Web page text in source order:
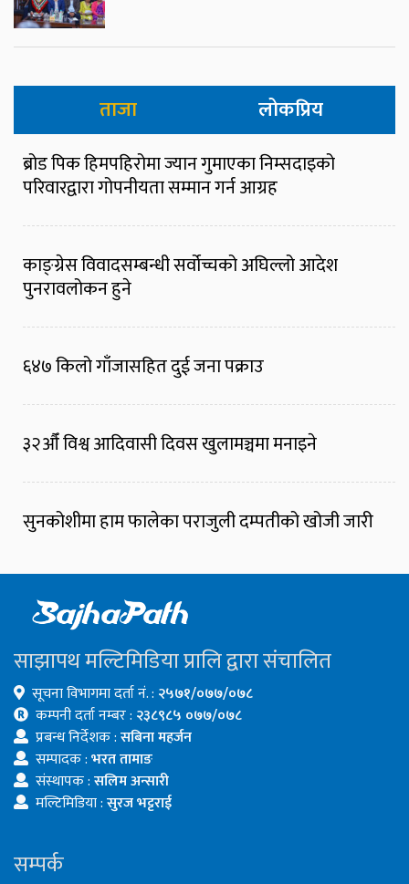
ताजा लोकप्रिय
ब्रोड पिक हिमपहिरोमा ज्यान गुमाएका निम्सदाइको
परिवारद्वारा गोपनीयता सम्मान गर्न आग्रह
काङ्ग्रेस विवादसम्बन्धी सर्वोच्चको अघिल्लो आदेश
पुनरावलोकन हुने
६४७ किलो गाँजासहित दुई जना पक्राउ
३२औँ विश्व आदिवासी दिवस खुलामञ्चमा मनाइने
सुनकोशीमा हाम फालेका पराजुली दम्पतीको खोजी जारी
साझापथ मल्टिमिडिया प्रालि द्वारा संचालित
सूचना विभागमा दर्ता नं. : २५७१/०७७/०७८
कम्पनी दर्ता नम्बर : २३८९८५ ०७७/०७८
प्रबन्ध निर्देशक :सबिना महर्जन
सम्पादक :भरत तामाङ
संस्थापक :सलिम अन्सारी
मल्टिमिडिया :सुरज भट्टराई
सम्पर्क